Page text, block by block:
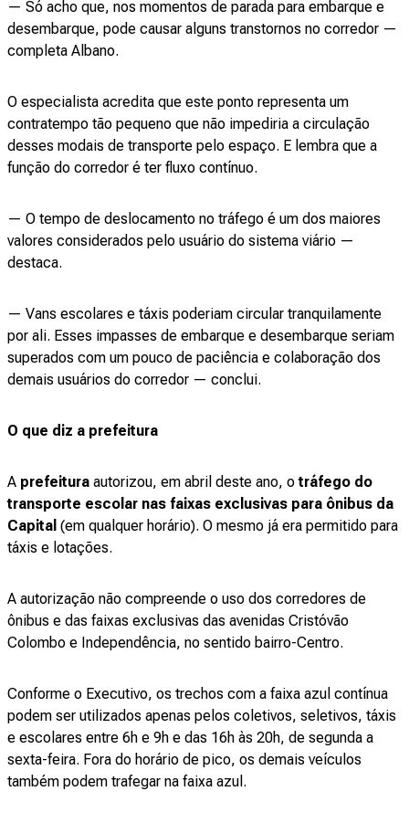
— Só acho que, nos momentos de parada para embarque e
desembarque, pode causar alguns transtornos no corredor —
completa Albano.
O especialista acredita que este ponto representa um
contratempo tão pequeno que não impediria a circulação
desses modais de transporte pelo espaço. E lembra que a
função do corredor é ter fluxo contínuo.
— O tempo de deslocamento no tráfego é um dos maiores
valores considerados pelo usuário do sistema viário —
destaca.
— Vans escolares e táxis poderiam circular tranquilamente
por ali. Esses impasses de embarque e desembarque seriam
superados com um pouco de paciência e colaboração dos
demais usuários do corredor — conclui.
O que diz a prefeitura
A prefeitura autorizou, em abril deste ano, otráfego do
transporte escolar nas faixas exclusivas para ônibus da
Capital (em qualquer horário). O mesmo já era permitido para
táxis e lotações.
A autorização não compreende o uso dos corredores de
ônibus e das faixas exclusivas das avenidas Cristóvão
Colombo e Independência, no sentido bairro-Centro.
Conforme o Executivo, os trechos com a faixa azul contínua
podem ser utilizados apenas pelos coletivos, seletivos, táxis
e escolares entre 6h e 9h e das 16h às 20h, de segunda a
sexta-feira. Fora do horário de pico, os demais veículos
também podem trafegar na faixa azul.